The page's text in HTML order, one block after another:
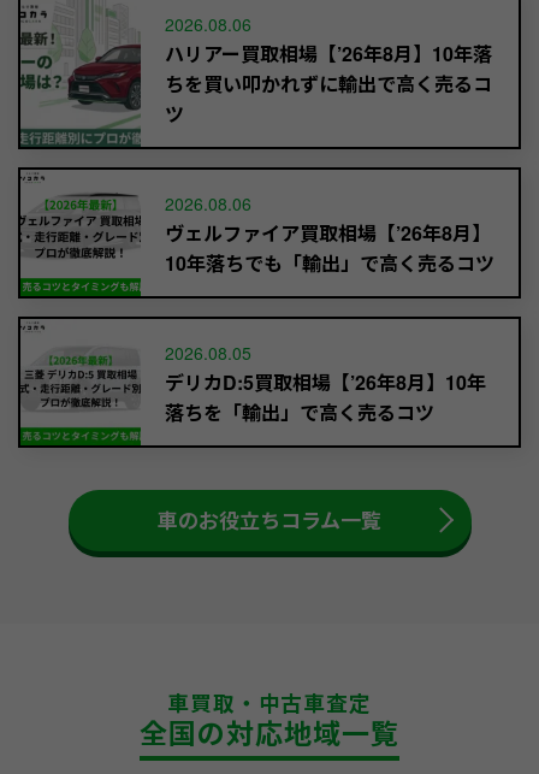
2026.08.06
ハリアー買取相場【’26年8月】10年落
ちを買い叩かれずに輸出で高く売るコ
ツ
2026.08.06
ヴェルファイア買取相場【’26年8月】
10年落ちでも「輸出」で高く売るコツ
2026.08.05
デリカD:5買取相場【’26年8月】10年
落ちを「輸出」で高く売るコツ
車のお役立ちコラム一覧
車買取・中古車査定
全国の対応地域一覧